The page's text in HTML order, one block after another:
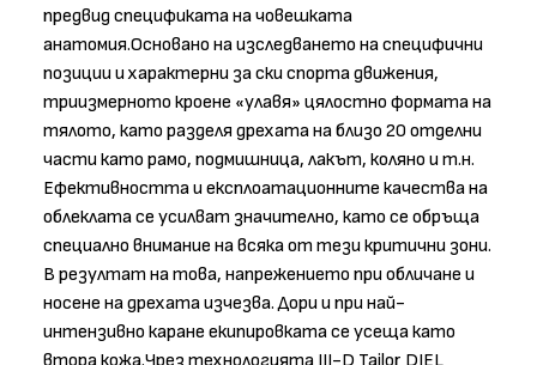
предвид спецификата на човешката
анатомия.Основано на изследването на специфични
позиции и характерни за ски спорта движения,
триизмерното кроене «улавя» цялостно формата на
тялото, като разделя дрехата на близо 20 отделни
части като рамо, подмишница, лакът, коляно и т.н.
Ефективността и експлоатационните качества на
облеклата се усилват значително, като се обръща
специално внимание на всяка от тези критични зони.
В резултат на това, напрежението при обличане и
носене на дрехата изчезва. Дори и при най-
интензивно каране екипировката се усеща като
втора кожа.Чрез технологията III-D Tailor DIEL